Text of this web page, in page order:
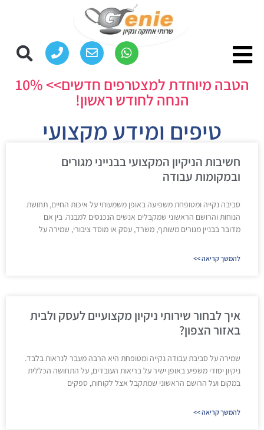
הטבה מיוחדת למצטרפים חדשים>> 10%
הנחה לחודש ראשון!
טיפים ומידע מקצועי
חשיבות הניקיון המקצועי בבנייני מגורים
ובמקומות עבודה
סביבה נקייה ומטופחת משפיעה באופן משמעותי על איכות החיים, תחושת
הנוחות והרושם הראשוני שמקבלים אנשים הנכנסים למבנה. בין אם
מדובר בבניין מגורים משותף, משרד, עסק או מוסד ציבורי, שמירה על
להמשך קריאה >>
איך לבחור שירותי ניקיון מקצועיים לעסק ולבית
באזור הצפון?
שמירה על סביבת עבודה נקייה ומטופחת היא הרבה מעבר לנראות בלבד.
ניקיון יסודי משפיע באופן ישיר על בריאות העובדים, על התחושה הכללית
במקום ועל הרושם הראשוני שמתקבל אצל לקוחות, ספקים
להמשך קריאה >>